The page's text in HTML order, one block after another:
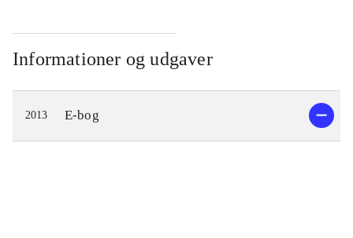
Informationer og udgaver
2013 E-bog